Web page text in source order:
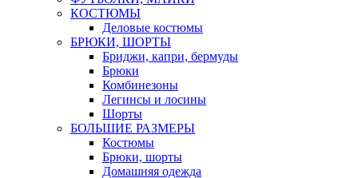
КОСТЮМЫ
Деловые костюмы
БРЮКИ, ШОРТЫ
Бриджи, капри, бермуды
Брюки
Комбинезоны
Легинсы и лосины
Шорты
БОЛЬШИЕ РАЗМЕРЫ
Костюмы
Брюки, шорты
Домашняя одежда